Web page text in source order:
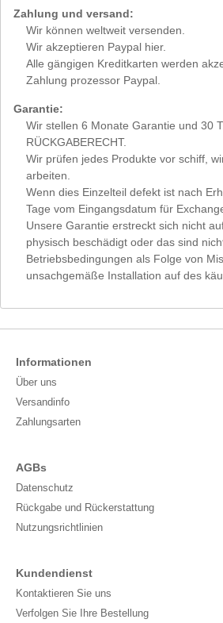
Zahlung und versand:
Wir können weltweit versenden.
Wir akzeptieren Paypal hier.
Alle gängigen Kreditkarten werden
Zahlung prozessor Paypal.
Garantie:
Wir stellen 6 Monate Garantie und 30
RÜCKGABERECHT.
Wir prüfen jedes Produkte vor schiff,
arbeiten.
Wenn dies Einzelteil defekt ist nach
Tage vom Eingangsdatum für
Unsere Garantie erstreckt sich nicht
physisch beschädigt oder das sind
Betriebsbedingungen als Folge von
unsachgemäße Installation auf des
Informationen
Über uns
Versandinfo
Zahlungsarten
AGBs
Datenschutz
Rückgabe und Rückerstattung
Nutzungsrichtlinien
Kundendienst
Kontaktieren Sie uns
Verfolgen Sie Ihre Bestellung